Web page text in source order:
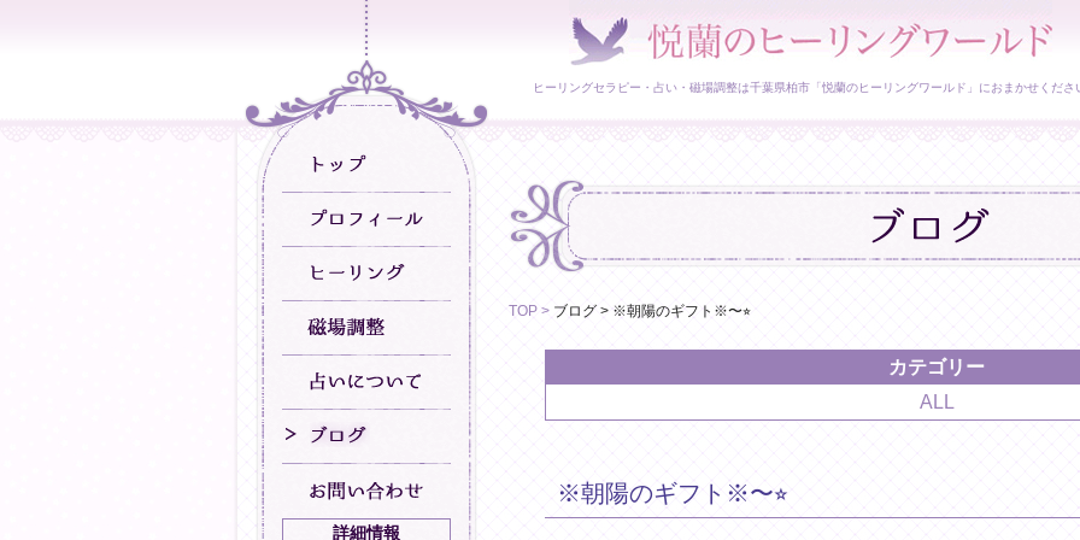
詳細情報
ヒーリングセラピー・占い・磁場調整は千葉県柏市「悦蘭のヒーリングワールド」におまかせくださ
TOP > ブログ > ※朝陽のギフト※〜⭐︎
※朝陽のギフト※〜⭐︎
カテゴリー
ALL